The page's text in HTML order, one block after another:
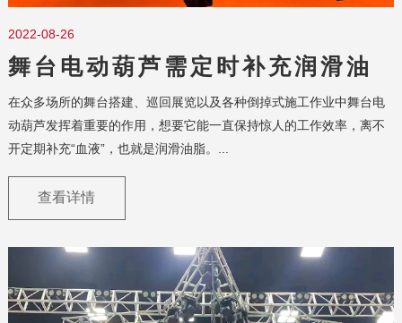
2022-08-26
舞台电动葫芦需定时补充润滑油
脂
在众多场所的舞台搭建、巡回展览以及各种倒掉式施工作业中舞台电
动葫芦发挥着重要的作用，想要它能一直保持惊人的工作效率，离不
开定期补充“血液”，也就是润滑油脂。...
查看详情